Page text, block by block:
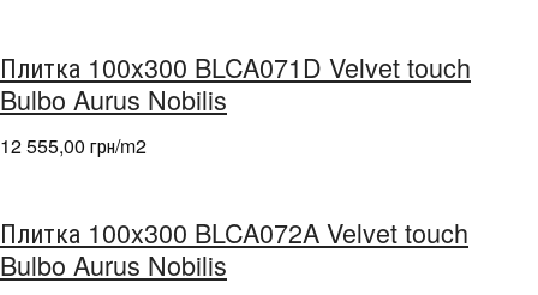
Плитка 100x300 BLCA071D Velvet touch
Bulbo Aurus Nobilis
12 555,00 грн/m2
Плитка 100x300 BLCA072A Velvet touch
Bulbo Aurus Nobilis